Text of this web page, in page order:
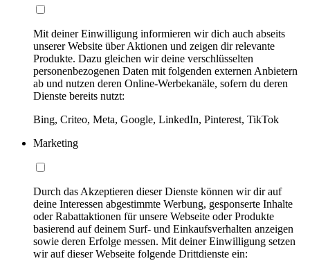
Mit deiner Einwilligung informieren wir dich auch abseits
unserer Website über Aktionen und zeigen dir relevante
Produkte. Dazu gleichen wir deine verschlüsselten
personenbezogenen Daten mit folgenden externen Anbietern
ab und nutzen deren Online-Werbekanäle, sofern du deren
Dienste bereits nutzt:
Bing, Criteo, Meta, Google, LinkedIn, Pinterest, TikTok
Marketing
Durch das Akzeptieren dieser Dienste können wir dir auf
deine Interessen abgestimmte Werbung, gesponserte Inhalte
oder Rabattaktionen für unsere Webseite oder Produkte
basierend auf deinem Surf- und Einkaufsverhalten anzeigen
sowie deren Erfolge messen. Mit deiner Einwilligung setzen
wir auf dieser Webseite folgende Drittdienste ein: